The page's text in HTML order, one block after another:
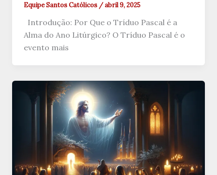
Equipe Santos Católicos /abril 9, 2025
Introdução: Por Que o Tríduo Pascal é a
Alma do Ano Litúrgico? O Tríduo Pascal é o
evento mais